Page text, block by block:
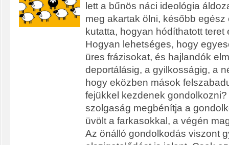
lett a bűnös náci ideológia
meg akartak ölni, később egész
kutatta, hogyan hódíthatott teret
Hogyan lehetséges, hogy
üres frázisokat, és hajlandók
deportálásig, a gyilkosságig, a
hogy eközben mások
fejükkel kezdenek
szolgaság megbénítja a
üvölt a farkasokkal, a végén
Az önálló gondolkodás viszont